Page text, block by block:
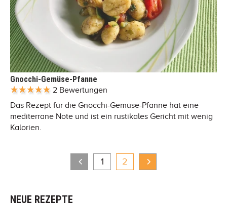
Gnocchi-Gemüse-Pfanne
2 Bewertungen
Das Rezept für die Gnocchi-Gemüse-Pfanne hat eine
mediterrane Note und ist ein rustikales Gericht mit wenig
Kalorien.
1 2
NEUE REZEPTE